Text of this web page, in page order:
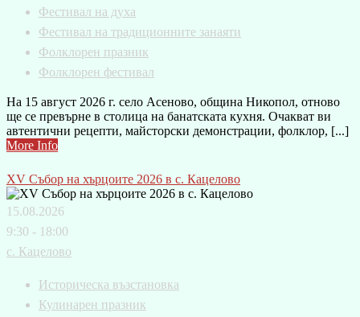
Фестивал на духа
Фестивал на традиционните занаяти
Фолклорен празник
Фолклорен фестивал
На 15 август 2026 г. село Асеново, община Никопол, отново
ще се превърне в столица на банатската кухня. Очакват ви
автентични рецепти, майсторски демонстрации, фолклор, [...]
More Info
XV Събор на хърцоите 2026 в с. Кацелово
15.08.2026
9:30 - 18:00
с. Кацелово
Историческа възстановка
Кулинарен празник